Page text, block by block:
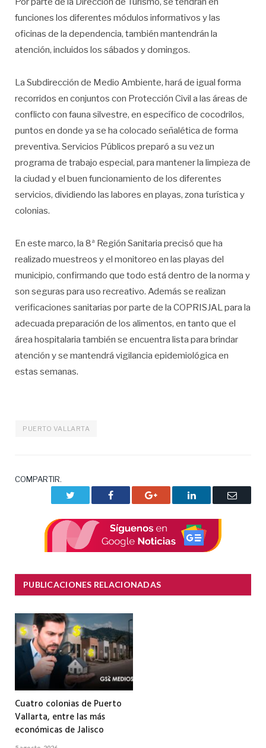
funciones los diferentes módulos informativos y las
oficinas de la dependencia, también mantendrán la
atención, incluidos los sábados y domingos.
La Subdirección de Medio Ambiente, hará de igual forma
recorridos en conjuntos con Protección Civil a las áreas de
conflicto con fauna silvestre, en específico de cocodrilos,
puntos en donde ya se ha colocado señalética de forma
preventiva. Servicios Públicos preparó a su vez un
programa de trabajo especial, para mantener la limpieza de
la ciudad y el buen funcionamiento de los diferentes
servicios, dividiendo las labores en playas, zona turística y
colonias.
En este marco, la 8ª Región Sanitaria precisó que ha
realizado muestreos y el monitoreo en las playas del
municipio, confirmando que todo está dentro de la norma y
son seguras para uso recreativo. Además se realizan
verificaciones sanitarias por parte de la COPRISJAL para la
adecuada preparación de los alimentos, en tanto que el
área hospitalaria también se encuentra lista para brindar
atención y se mantendrá vigilancia epidemiológica en
estas semanas.
PUERTO VALLARTA
COMPARTIR.
Facebook Google+ LinkedIn
Correo
PUBLICACIONES RELACIONADAS
Cuatro colonias de Puerto
Vallarta, entre las más
económicas de Jalisco